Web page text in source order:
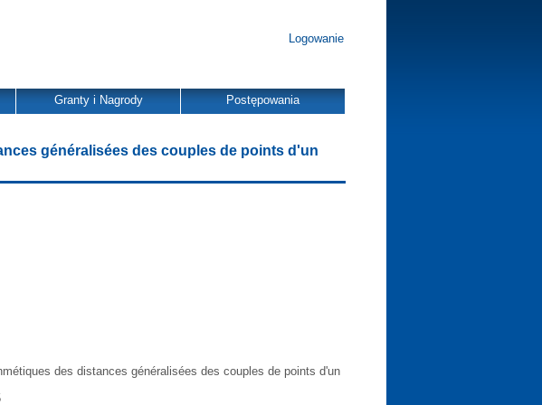
Logowanie
Granty i Nagrody Postępowania
généralisées des couples de points d'un
des distances généralisées des couples de points d'un